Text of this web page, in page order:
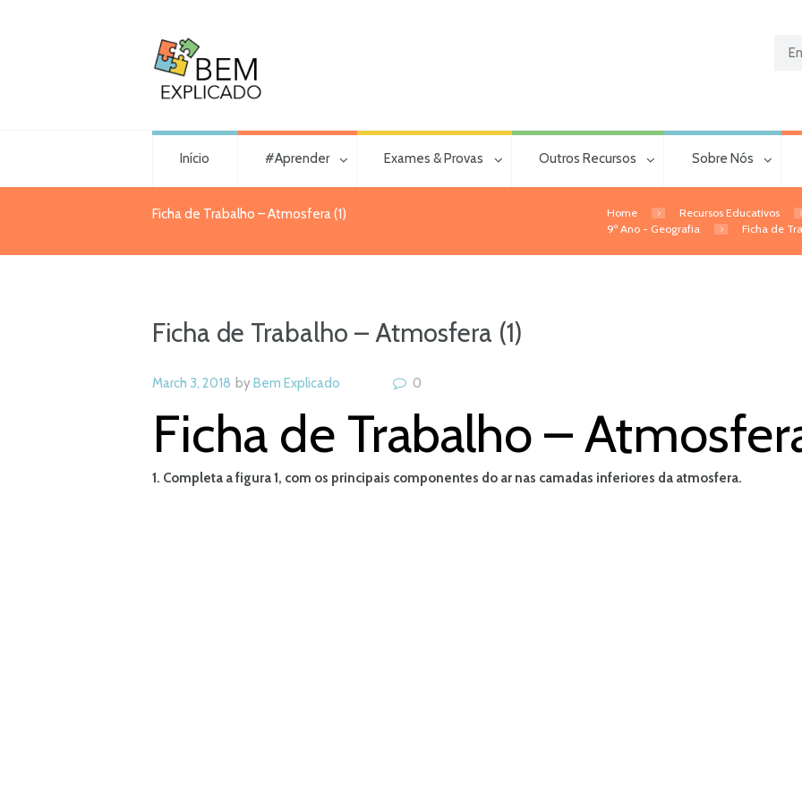
Início #Aprender Exames & Provas Outros Recursos Sobre Nós
Ficha de Trabalho – Atmosfera (1) Home
Recursos Educativos
9º Ano - Geografia
Ficha de
Ficha de Trabalho – Atmosfera (1)
March 3, 2018 byBem Explicado 0
Ficha de Trabalho –
1. Completa a figura 1, com os principais componentes do ar nas camadas inferiores da atmosfera.